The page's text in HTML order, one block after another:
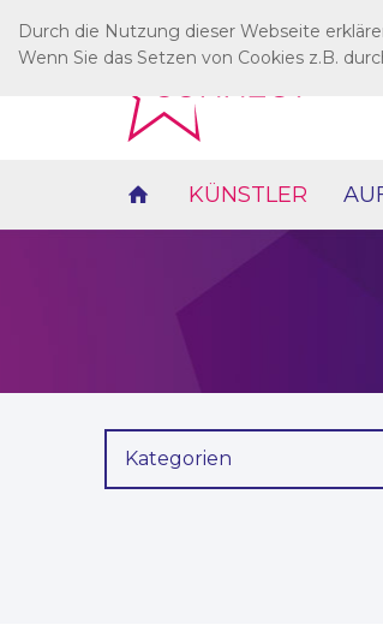
KÜNSTLER
Kategorien
Durch die Nutzung dieser Webseite
Wenn Sie das Setzen von Cookies z.B.